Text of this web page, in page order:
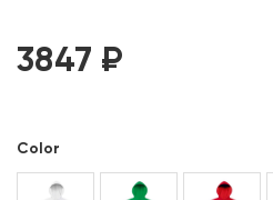
3847 ₽
Color